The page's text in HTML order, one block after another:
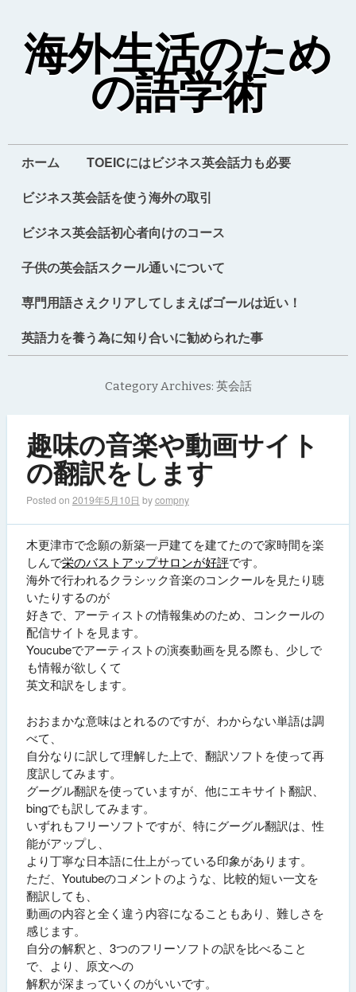
海外生活のため
の語学術
ホーム
TOEICにはビジネス英会話力も必要
ビジネス英会話を使う海外の取引
ビジネス英会話初心者向けのコース
子供の英会話スクール通いについて
専門用語さえクリアしてしまえばゴールは近い！
英語力を養う為に知り合いに勧められた事
Category Archives: 英会話
趣味の音楽や動画サイト
の翻訳をします
Posted on 2019年5月10日 bycompny
木更津市で念願の新築一戸建てを建てたので家時間を楽
しんで栄のバストアップサロンが好評です。
海外で行われるクラシック音楽のコンクールを見たり聴
いたりするのが
好きで、アーティストの情報集めのため、コンクールの
配信サイトを見ます。
Youcubeでアーティストの演奏動画を見る際も、少しで
も情報が欲しくて
英文和訳をします。
おおまかな意味はとれるのですが、わからない単語は調
べて、
自分なりに訳して理解した上で、翻訳ソフトを使って再
度訳してみます。
グーグル翻訳を使っていますが、他にエキサイト翻訳、
bingでも訳してみます。
いずれもフリーソフトですが、特にグーグル翻訳は、性
能がアップし、
より丁寧な日本語に仕上がっている印象があります。
ただ、Youtubeのコメントのような、比較的短い一文を
翻訳しても、
動画の内容と全く違う内容になることもあり、難しさを
感じます。
自分の解釈と、3つのフリーソフトの訳を比べること
で、より、原文への
解釈が深まっていくのがいいです。